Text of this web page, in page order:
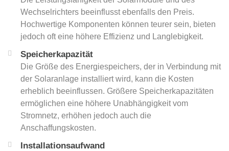
Wechselrichters beeinflusst ebenfalls den Preis.
Hochwertige Komponenten können teurer sein, bieten
jedoch oft eine höhere Effizienz und Langlebigkeit.
Speicherkapazität
Die Größe des Energiespeichers, der in Verbindung mit
der Solaranlage installiert wird, kann die Kosten
erheblich beeinflussen. Größere Speicherkapazitäten
ermöglichen eine höhere Unabhängigkeit vom
Stromnetz, erhöhen jedoch auch die
Anschaffungskosten.
Installationsaufwand